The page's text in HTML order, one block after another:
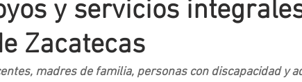
y servicios
Zacatecas
madres de familia, personas con discapacidad y